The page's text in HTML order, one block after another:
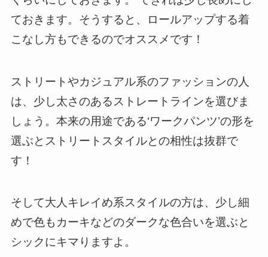
ておきます。そうすると、ロールアップする着
こなし方もできるのでオススメです！
ストリートやカジュアル系のファッションの人
は、少し太さのあるストレートラインを選びま
しょう。本来の用途である‘ワークパンツ’の形を
選ぶとストリートスタイルとの相性は抜群で
す！
そして大人キレイめ系スタイルの方は、少し細
めで色もカーキなどのダークな色合いを選ぶと
シックにキマり ますよ。